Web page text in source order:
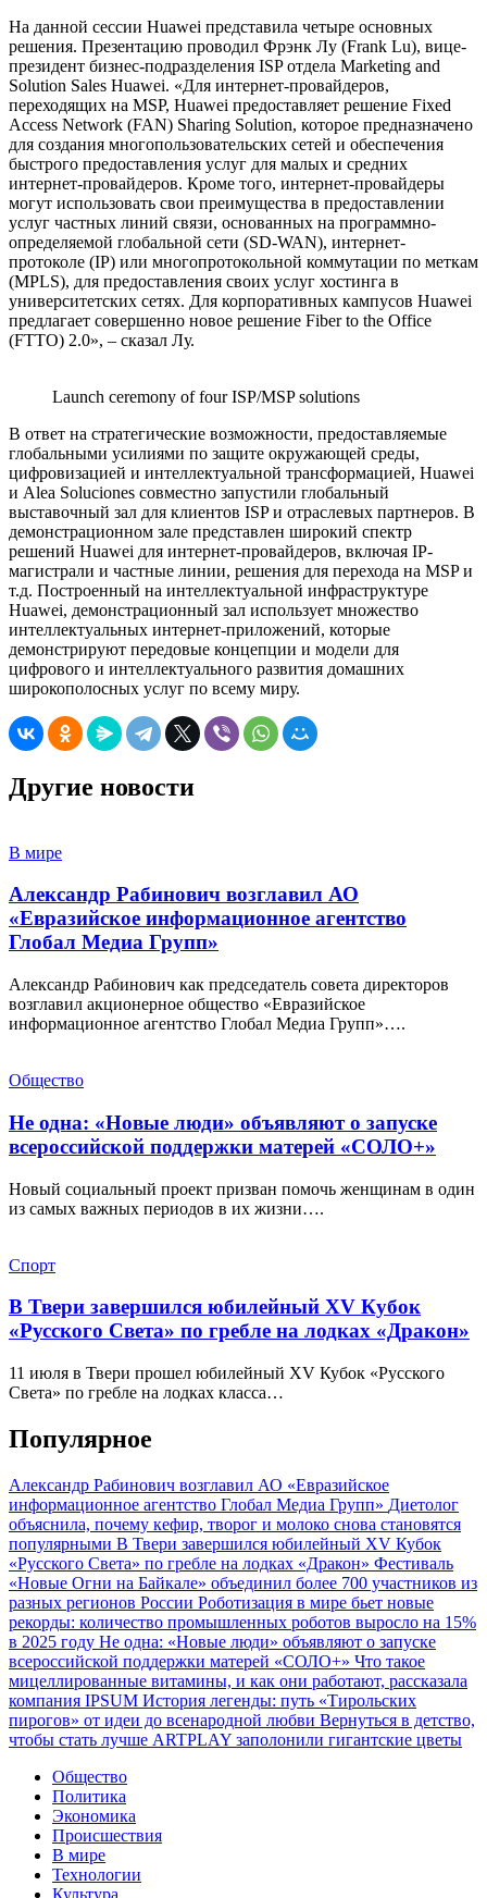
На данной сессии Huawei представила четыре основных
решения. Презентацию проводил Фрэнк Лу (Frank Lu), вице-
президент бизнес-подразделения ISP отдела Marketing and
Solution Sales Huawei. «Для интернет-провайдеров,
переходящих на MSP, Huawei предоставляет решение Fixed
Access Network (FAN) Sharing Solution, которое предназначено
для создания многопользовательских сетей и обеспечения
быстрого предоставления услуг для малых и средних
интернет-провайдеров. Кроме того, интернет-провайдеры
могут использовать свои преимущества в предоставлении
услуг частных линий связи, основанных на программно-
определяемой глобальной сети (SD-WAN), интернет-
протоколе (IP) или многопротокольной коммутации по меткам
(MPLS), для предоставления своих услуг хостинга в
университетских сетях. Для корпоративных кампусов Huawei
предлагает совершенно новое решение Fiber to the Office
(FTTO) 2.0», – сказал Лу.
Launch ceremony of four ISP/MSP solutions
В ответ на стратегические возможности, предоставляемые
глобальными усилиями по защите окружающей среды,
цифровизацией и интеллектуальной трансформацией, Huawei
и Alea Soluciones совместно запустили глобальный
выставочный зал для клиентов ISP и отраслевых партнеров. В
демонстрационном зале представлен широкий спектр
решений Huawei для интернет-провайдеров, включая IP-
магистрали и частные линии, решения для перехода на MSP и
т.д. Построенный на интеллектуальной инфраструктуре
Huawei, демонстрационный зал использует множество
интеллектуальных интернет-приложений, которые
демонстрируют передовые концепции и модели для
цифрового и интеллектуального развития домашних
широкополосных услуг по всему миру.
Другие новости
В мире
Александр Рабинович возглавил АО
«Евразийское информационное агентство
Глобал Медиа Групп»
Александр Рабинович как председатель совета директоров
возглавил акционерное общество «Евразийское
информационное агентство Глобал Медиа Групп»….
Общество
Не одна: «Новые люди» объявляют о запуске
всероссийской поддержки матерей «СОЛО+»
Новый социальный проект призван помочь женщинам в один
из самых важных периодов в их жизни….
Спорт
В Твери завершился юбилейный XV Кубок
«Русского Света» по гребле на лодках «Дракон»
11 июля в Твери прошел юбилейный XV Кубок «Русского
Света» по гребле на лодках класса…
Популярное
Александр Рабинович возглавил АО «Евразийское
информационное агентство Глобал Медиа Групп» Диетолог
объяснила, почему кефир, творог и молоко снова становятся
популярными В Твери завершился юбилейный XV Кубок
«Русского Света» по гребле на лодках «Дракон» Фестиваль
«Новые Огни на Байкале» объединил более 700 участников из
разных регионов России Роботизация в мире бьет новые
рекорды: количество промышленных роботов выросло на 15%
в 2025 году Не одна: «Новые люди» объявляют о запуске
всероссийской поддержки матерей «СОЛО+» Что такое
мицеллированные витамины, и как они работают, рассказала
компания IPSUM История легенды: путь «Тирольских
пирогов» от идеи до всенародной любви Вернуться в детство,
чтобы стать лучше ARTPLAY заполонили гигантские цветы
Общество
Политика
Экономика
Происшествия
В мире
Технологии
Культура